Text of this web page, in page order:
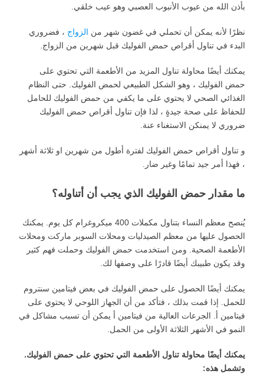
بأذن الله من عيوب الأنبوب العصبي وهو عيب خلقي.
نظرًا لأنه يمكن أن تحملي في غضون شهر من الزواج ، فضروري
البدء في تناول أقراص حمض الفوليك قبل شهرين من الزواج.
يمكنك أيضًا محاولة تناول المزيد من الأطعمة التي تحتوي على
حمض الفوليك ، وهو الشكل الطبيعي لحمض الفوليك. حتى النظام
الغذائي الصحي لا يحتوي على ما يكفي من حمض الفوليك للحامل
للحفاظ على صحة جيدةٍ ، لذا فإن تناول أقراص حمض الفوليك
ضروري لا يمنكن الاستغناء عنة.
و تناول أقراص حمض الفوليك لفترة أطول من شهرين او ثلاثة أشهر
، فهذا أمر جيد تمامًا وغير ضار.
ما مقدار حمض الفوليك الذي يجب أن أتناوله؟
يُنصح معظم النساء بتناول مكملات 400 ميكروغرام كل يوم. يمكنك
الحصول عليها من معظم الصيدليات ومحلات السوبر ماركت ومحلات
الأطعمة الصحية. ومن استخدمت حمض الفوليك وحملت فهم كثير
وقد يكون طبيبك أيضًا قادرًا على وصفها لك.
يمكنك أيضًا الحصول على حمض الفوليك في بعض فيتامين سنتروم
للحمل. إذا قمت بذلك ، فتأكد من أن الجهاز اللوحي لا يحتوي على
فيتامين أ. الجرعات العالية من فيتامين أ يمكن أن تسبب مشاكل في
النمو في الأشهر الثلاثة الأولى من الحمل.
يمكنك أيضًا محاولة تناول الأطعمة التي تحتوي على حمض الفوليك.
وتشمل هذه: